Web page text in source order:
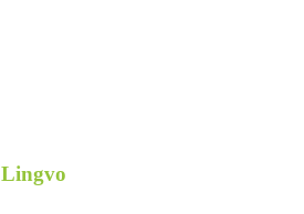
Lingvo